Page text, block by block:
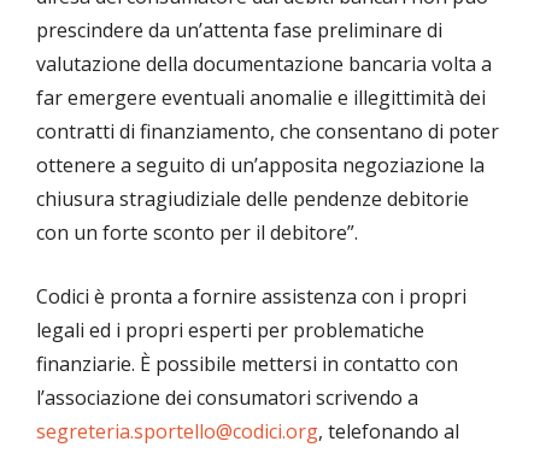
prescindere da un’attenta fase preliminare di
valutazione della documentazione bancaria volta a
far emergere eventuali anomalie e illegittimità dei
contratti di finanziamento, che consentano di poter
ottenere a seguito di un’apposita negoziazione la
chiusura stragiudiziale delle pendenze debitorie
con un forte sconto per il debitore”.
Codici è pronta a fornire assistenza con i propri
legali ed i propri esperti per problematiche
finanziarie. È possibile mettersi in contatto con
l’associazione dei consumatori scrivendo a
segreteria.sportello@codici.org, telefonando al